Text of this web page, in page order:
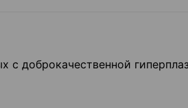
с добро­качественной